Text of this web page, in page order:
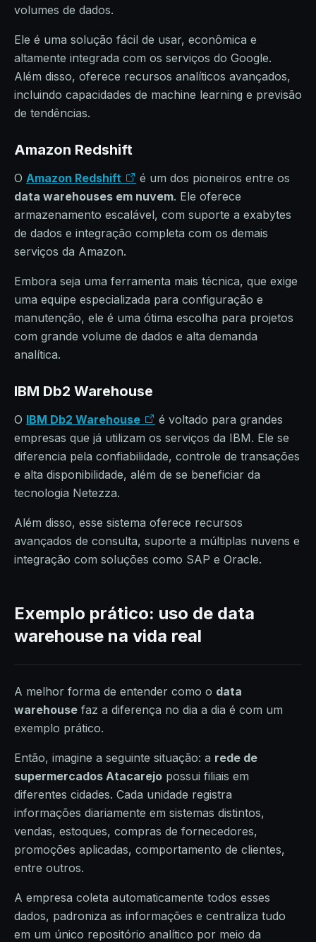
volumes de dados.
Ele é uma solução fácil de usar, econômica e
altamente integrada com os serviços do Google.
Além disso, oferece recursos analíticos avançados,
incluindo capacidades de machine learning e previsão
de tendências.
Amazon Redshift
O Amazon Redshift
é um dos pioneiros entre os
data warehouses em nuvem. Ele oferece
armazenamento escalável, com suporte a exabytes
de dados e integração completa com os demais
serviços da Amazon.
Embora seja uma ferramenta mais técnica, que exige
uma equipe especializada para configuração e
manutenção, ele é uma ótima escolha para projetos
com grande volume de dados e alta demanda
analítica.
IBM Db2 Warehouse
O IBM Db2 Warehouse
é voltado para grandes
empresas que já utilizam os serviços da IBM. Ele se
diferencia pela confiabilidade, controle de transações
e alta disponibilidade, além de se beneficiar da
tecnologia Netezza.
Além disso, esse sistema oferece recursos
avançados de consulta, suporte a múltiplas nuvens e
integração com soluções como SAP e Oracle.
Exemplo prático: uso de data
warehouse na vida real
A melhor forma de entender como o data
warehouse faz a diferença no dia a dia é com um
exemplo prático.
Então, imagine a seguinte situação: a rede de
supermercados Atacarejo possui filiais em
diferentes cidades. Cada unidade registra
informações diariamente em sistemas distintos,
vendas, estoques, compras de fornecedores,
promoções aplicadas, comportamento de clientes,
entre outros.
A empresa coleta automaticamente todos esses
dados, padroniza as informações e centraliza tudo
em um único repositório analítico por meio da